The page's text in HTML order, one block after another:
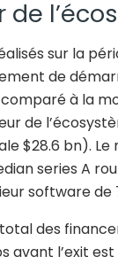
de
sur la
de
comparé à la
de
$28.6 bn). Le
series A
software de
total des
avant l’exit est